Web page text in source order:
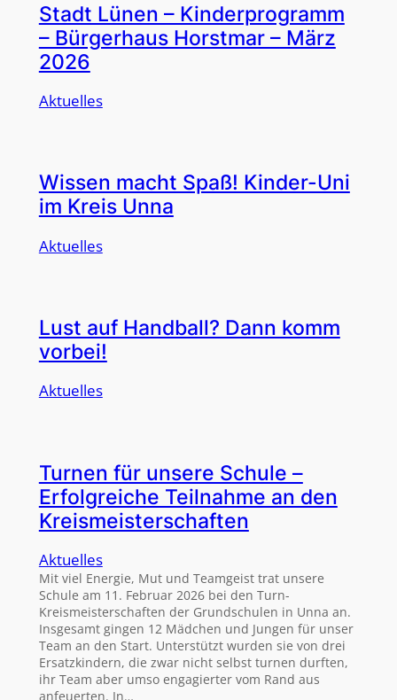
Stadt Lünen – Kinderprogramm
– Bürgerhaus Horstmar – März
2026
Aktuelles
Wissen macht Spaß! Kinder-Uni
im Kreis Unna
Aktuelles
Lust auf Handball? Dann komm
vorbei!
Aktuelles
Turnen für unsere Schule –
Erfolgreiche Teilnahme an den
Kreismeisterschaften
Aktuelles
Mit viel Energie, Mut und Teamgeist trat unsere
Schule am 11. Februar 2026 bei den Turn-
Kreismeisterschaften der Grundschulen in Unna an.
Insgesamt gingen 12 Mädchen und Jungen für unser
Team an den Start. Unterstützt wurden sie von drei
Ersatzkindern, die zwar nicht selbst turnen durften,
ihr Team aber umso engagierter vom Rand aus
anfeuerten. In…